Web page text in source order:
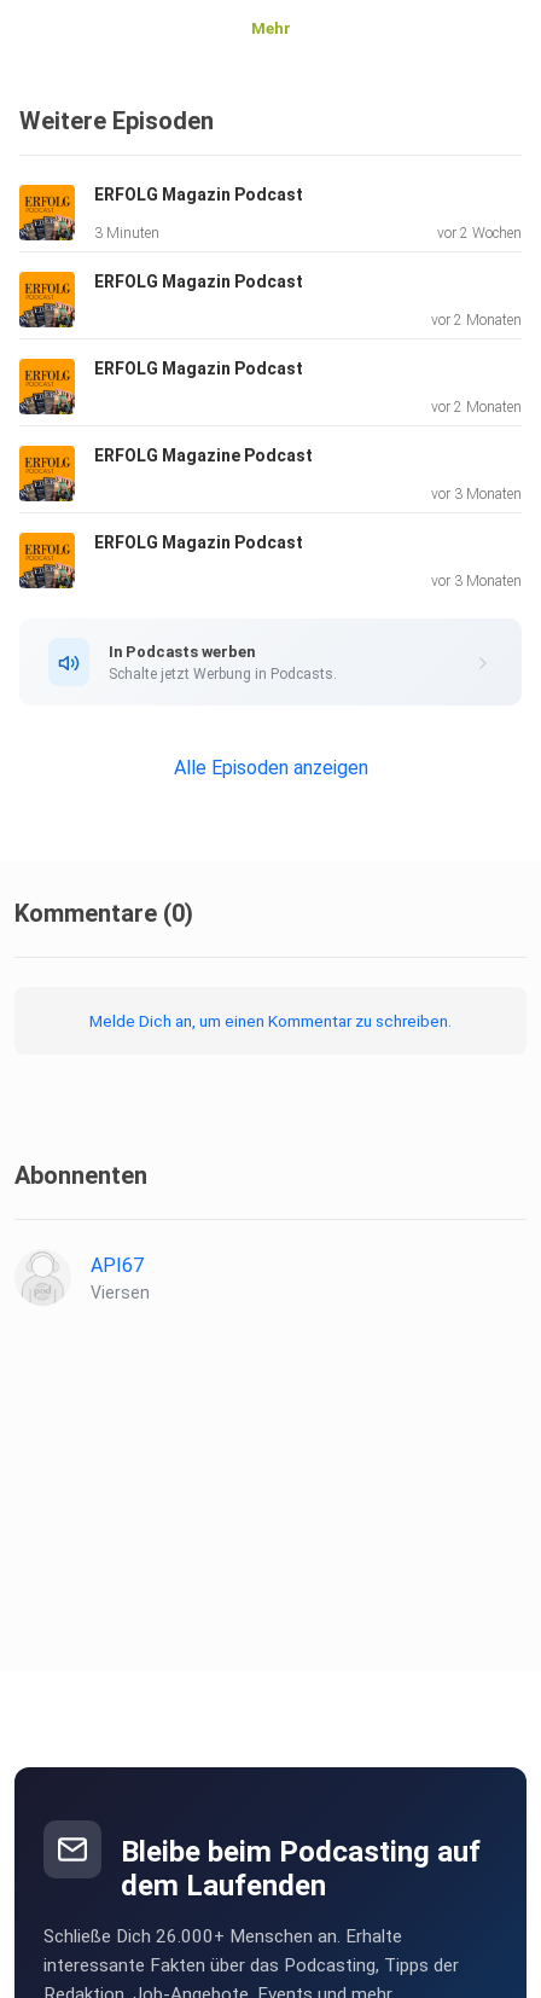
Mehr
Weitere Episoden
ERFOLG Magazin Podcast
3 Minuten vor 2 Wochen
ERFOLG Magazin Podcast
vor 2 Monaten
ERFOLG Magazin Podcast
vor 2 Monaten
ERFOLG Magazine Podcast
vor 3 Monaten
ERFOLG Magazin Podcast
vor 3 Monaten
In Podcasts werben
Schalte jetzt Werbung in Podcasts.
Alle Episoden anzeigen
Kommentare (0)
Melde Dich an, um einen Kommentar zu schreiben.
Abonnenten
API67
Viersen
Bleibe beim Podcasting auf
dem Laufenden
Schließe Dich 26.000+ Menschen an. Erhalte
interessante Fakten über das Podcasting, Tipps der